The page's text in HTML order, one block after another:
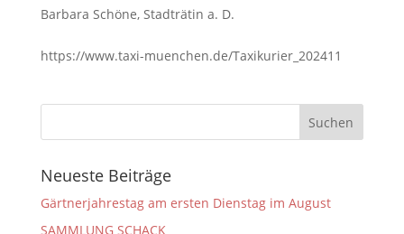
Barbara Schöne, Stadträtin a. D.
https://www.taxi-muenchen.de/Taxikurier_202411
Neueste Beiträge
Gärtnerjahrestag am ersten Dienstag im August
SAMMLUNG SCHACK